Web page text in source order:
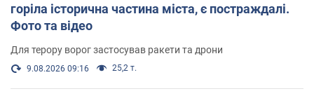
горіла історична частина міста, є постраждалі.
Фото та відео
Для терору ворог застосував ракети та дрони
9.08.2026 09:16 25,2 т.